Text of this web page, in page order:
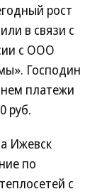
рост
в связи с
с ООО
Господин
платежи
руб.
Ижевск
по
с